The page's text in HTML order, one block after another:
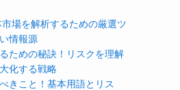
場を解析するための厳選ツ
情報源
ための秘訣！リスクを理解
化する戦略
きこと！基本用語とリス